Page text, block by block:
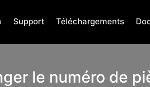
Support Téléchargements
le numéro de